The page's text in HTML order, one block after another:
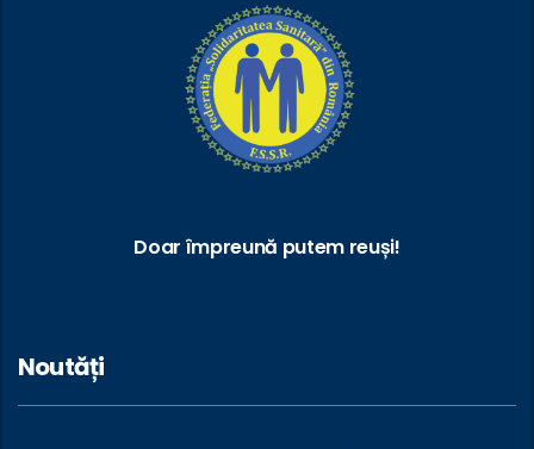
Doar împreună putem reuși!
Noutăți